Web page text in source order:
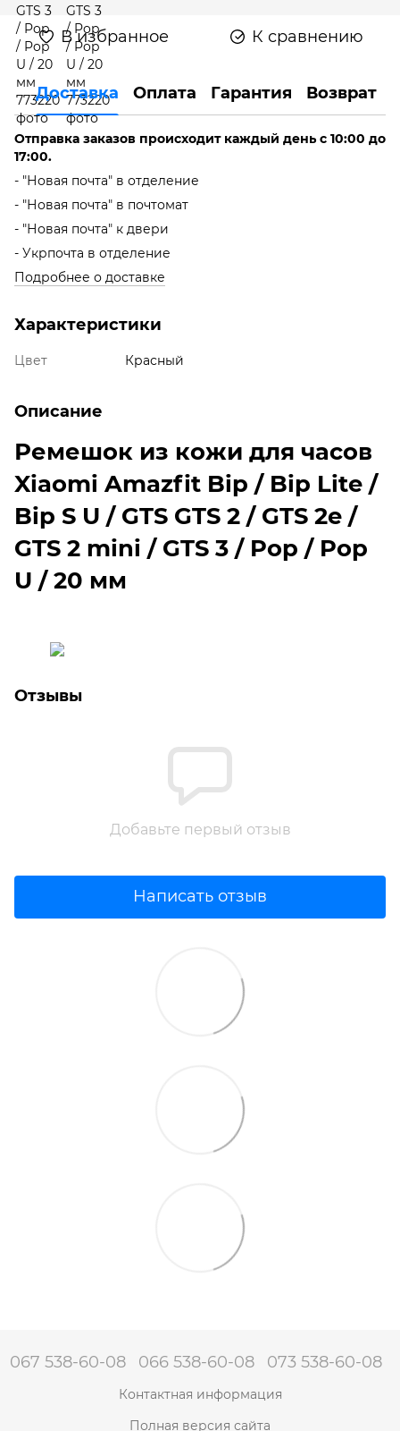
В избранное К сравнению
Доставка Оплата Гарантия Возврат
Отправка заказов происходит каждый день с 10:00 до
17:00.
- "Новая почта" в отделение
- "Новая почта" в почтомат
- "Новая почта" к двери
- Укрпочта в отделение
Подробнее о доставке
Характеристики
Цвет Красный
Описание
Ремешок из кожи для часов
Xiaomi Amazfit Bip / Bip Lite /
Bip S U / GTS GTS 2 / GTS 2e /
GTS 2 mini / GTS 3 / Pop / Pop
U / 20 мм
Отзывы
Добавьте первый отзыв
Написать отзыв
067 538-60-08 066 538-60-08 073 538-60-08
Контактная информация
Полная версия сайта